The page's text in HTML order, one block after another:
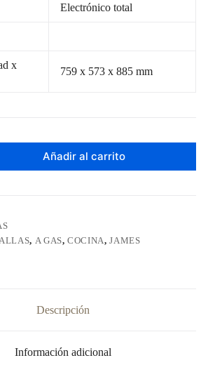
Electrónico total
x
759 x 573 x 885 mm
Añadir al carrito
, A GAS,COCINA,JAMES
Descripción
Información adicional